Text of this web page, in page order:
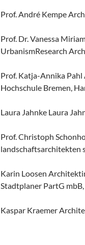
Prof. André Kempe
Prof. Dr. Vanessa
UrbanismResearch
Prof. Katja-Annika
Hochschule Bremen,
Laura Jahnke Laura
Prof. Christoph
landschaftsarchitekten
Karin Loosen
Stadtplaner PartG
Kaspar Kraemer